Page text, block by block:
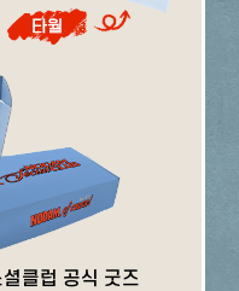
클럽 공식 굿즈